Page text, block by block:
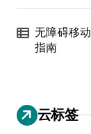
无障碍移
指南
云标签